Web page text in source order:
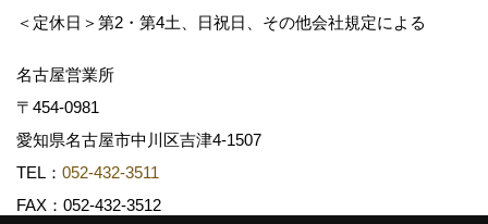
＜定休日＞第2・第4土、日祝日、その他会社規定による
名古屋営業所
〒454-0981
愛知県名古屋市中川区吉津4-1507
TEL： 052-432-3511
FAX：052-432-3512